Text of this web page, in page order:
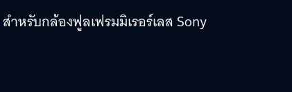
สำหรับกล้องฟูลเฟรมมิเรอร์เลส Sony